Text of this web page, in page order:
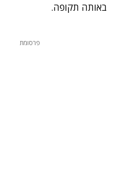
באותה תקופה.
פרסומת